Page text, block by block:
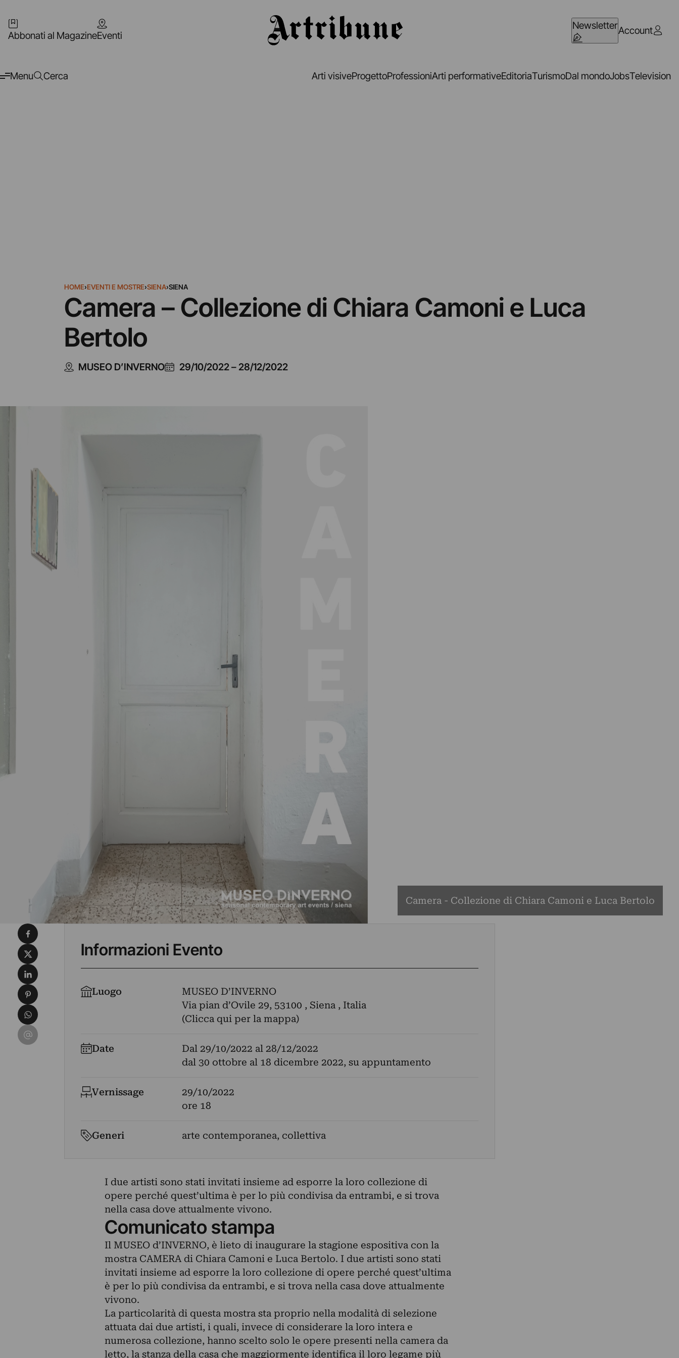
Abbonati al MagazineEventi
NewsletterAccount
Menu Cerca Arti visiveProgettoProfessioniArti performativeEditoriaTurismoDal mondoJobsTelevision
HOME›EVENTI E MOSTRE›SIENA›SIENA
Camera – Collezione di Chiara Camoni e Luca
Bertolo
MUSEO D’INVERNO 29/10/2022– 28/12/2022
Camera - Collezione di Chiara Camoni e Luca Bertolo
Informazioni Evento
Luogo
MUSEO D’INVERNO
Via pian d’Ovile 29, 53100 , Siena , Italia
(Clicca qui per la mappa)
Date Dal 29/10/2022 al 28/12/2022
dal 30 ottobre al 18 dicembre 2022, su appuntamento
Vernissage
29/10/2022
ore 18
Generi arte contemporanea, collettiva
I due artisti sono stati invitati insieme ad esporre la loro collezione di
opere perché quest’ultima è per lo più condivisa da entrambi, e si trova
nella casa dove attualmente vivono.
Comunicato stampa
Il MUSEO d’INVERNO, è lieto di inaugurare la stagione espositiva con la
mostra CAMERA di Chiara Camoni e Luca Bertolo. I due artisti sono stati
invitati insieme ad esporre la loro collezione di opere perché quest’ultima
è per lo più condivisa da entrambi, e si trova nella casa dove attualmente
vivono.
La particolarità di questa mostra sta proprio nella modalità di selezione
attuata dai due artisti, i quali, invece di considerare la loro intera e
numerosa collezione, hanno scelto solo le opere presenti nella camera da
letto, la stanza della casa che maggiormente identifica il loro legame più
Condividi su Facebook
Condividi su X
Condividi su LinkedIn
Condividi su Pinterest
Condividi su WhatsApp
Condividi su Email